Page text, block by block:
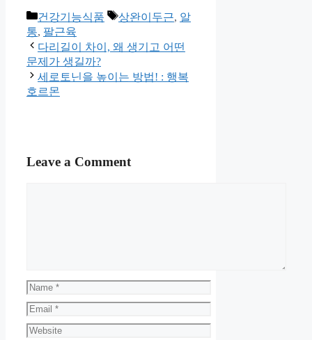
Categories
건강기능식품 Tags
상완이두근, 알
통, 팔근육
다리길이 차이, 왜 생기고 어떤
문제가 생길까?
세로토닌을 높이는 방법! : 행복
호르몬
Leave a Comment
Name
Email
Website